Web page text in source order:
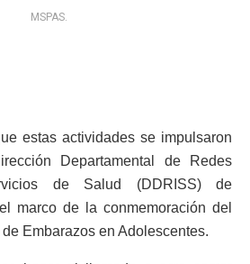
MSPAS.
estas actividades se impulsaron
Departamental de Redes
de Salud (DDRISS) de
marco de la conmemoración del
Embarazos en Adolescentes.